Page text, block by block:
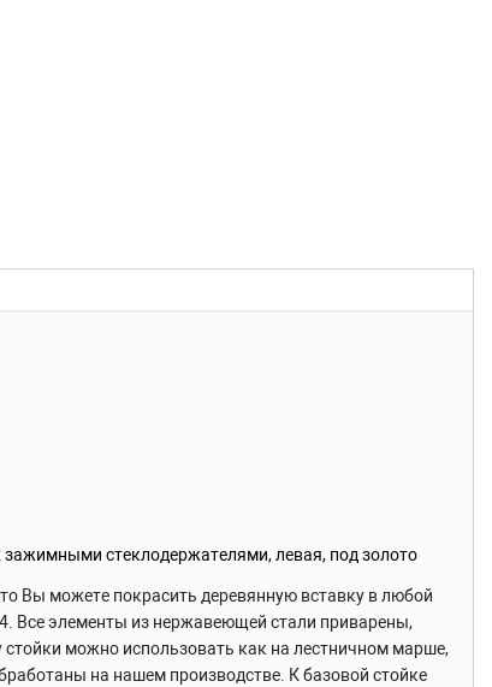
стеклодержателями, левая, под золото
Вы можете покрасить деревянную вставку в любой
Все элементы из нержавеющей стали приварены,
можно использовать как на лестничном марше,
на нашем производстве. К базовой стойке